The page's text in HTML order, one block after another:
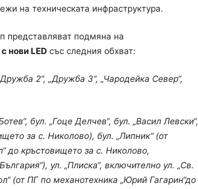
на техническата инфраструктура.
представляват подмяна на
нови LED със следния обхват:
2“, „Дружба 3“, „Чародейка Север“,
бул. „Гоце Делчев“, бул. „Васил Левски“,
за с. Николово), бул. „Липник“ (от
до кръстовището за с. Николово,
ул. „Плиска“, включително ул. „Св.
(от ПГ по механотехника „Юрий Гагарин“до